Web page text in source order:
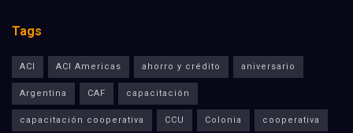
Tags
ACI ACI Americas ahorro y crédito aniversario
Argentina CAF capacitación
capacitación cooperativa CCU Colonia cooperativa